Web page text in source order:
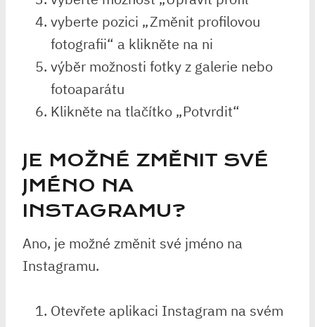
vyberte pozici „Změnit profilovou
fotografii“ a klikněte na ni
výběr možnosti fotky z galerie nebo
fotoaparátu
Klikněte na tlačítko „Potvrdit“
JE MOŽNÉ ZMĚNIT SVÉ
JMÉNO NA
INSTAGRAMU?
Ano, je možné změnit své jméno na
Instagramu.
Otevřete aplikaci Instagram na svém